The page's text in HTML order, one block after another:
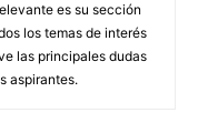
es su sección
los temas de interés
las principales dudas
aspirantes.